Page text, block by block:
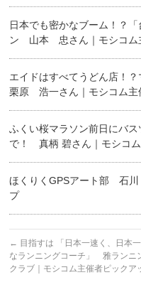
日本でも密かなブーム！？
ン 山本 忠さん｜モシコム
エイドはすべてうどん店！
栗原 浩一さん｜モシコム主
ふくい桜マラソン前日にバ
で！ 真柄 碧さん｜モシコ
ほくりくGPSアート部 石川
プ
← 目指すは 「日本一速く、日本
なランニングコーチ」 雅ランニ
クラブ｜モシコム主催者ピックア